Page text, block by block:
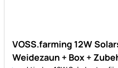
VOSS.farming 12W
Weidezaun + Box +